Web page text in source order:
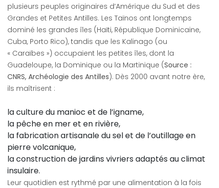
plusieurs peuples originaires d’Amérique du Sud et des
Grandes et Petites Antilles. Les Taïnos ont longtemps
dominé les grandes îles (Haïti, République Dominicaine,
Cuba, Porto Rico), tandis que les Kalinago (ou
« Caraïbes ») occupaient les petites îles, dont la
Guadeloupe, la Dominique ou la Martinique (Source :
CNRS, Archéologie des Antilles). Dès 2000 avant notre ère,
ils maîtrisent :
la culture du manioc et de l’igname,
la pêche en mer et en rivière,
la fabrication artisanale du sel et de l’outillage en
pierre volcanique,
la construction de jardins vivriers adaptés au climat
insulaire.
Leur quotidien est rythmé par une alimentation à la fois